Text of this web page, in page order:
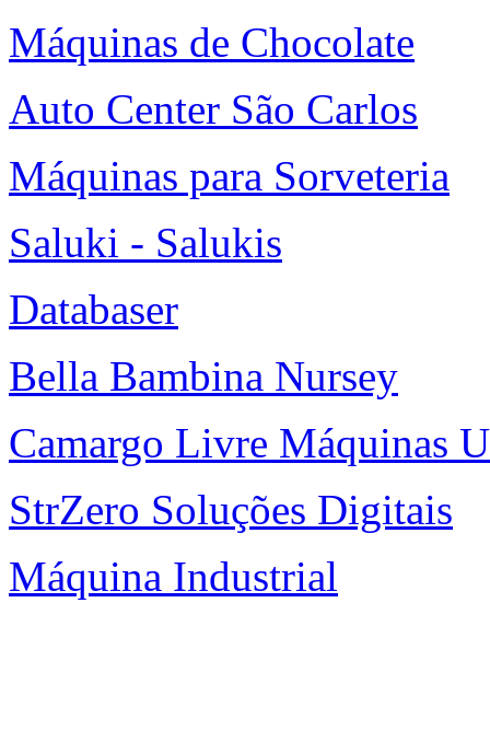
Máquinas de Chocolate
Auto Center São Carlos
Máquinas para Sorveteria
Saluki - Salukis
Databaser
Bella Bambina Nursey
Camargo Livre Máquinas
StrZero Soluções Digitais
Máquina Industrial